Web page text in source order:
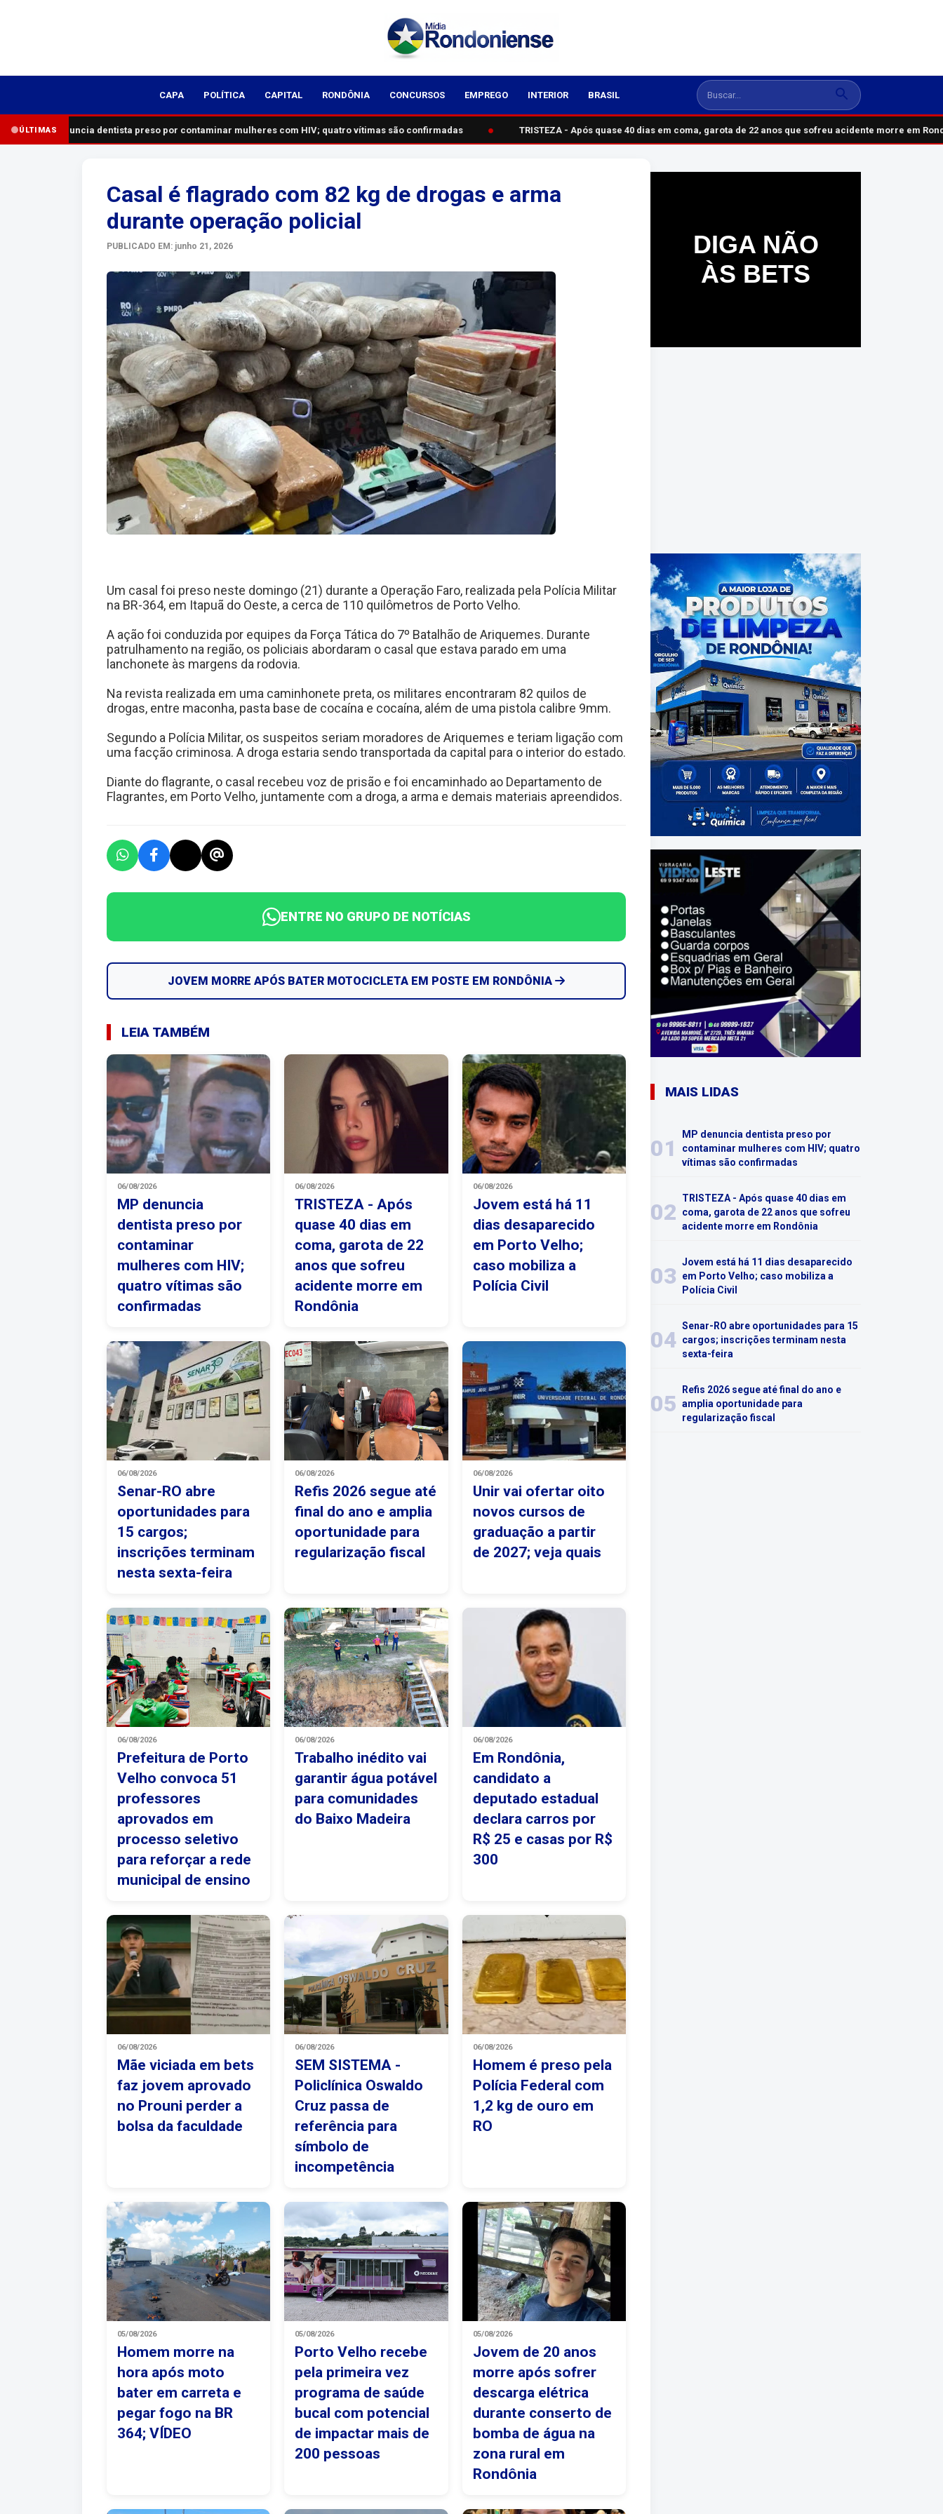
CAPA POLÍTICA CAPITAL RONDÔNIA CONCURSOS EMPREGO INTERIOR BRASIL
ÚLTIMAS
MP denuncia dentista preso por contaminar mulheres com HIV; quatro vítimas são confirmadas ● TRISTEZA - Após quase 40 dias em coma, garota de 22 anos que sofreu acidente morre em
Casal é flagrado com 82 kg de drogas e arma
durante operação policial
PUBLICADO EM: junho 21, 2026
Um casal foi preso neste domingo (21) durante a Operação Faro, realizada pela Polícia Militar
na BR-364, em Itapuã do Oeste, a cerca de 110 quilômetros de Porto Velho.
A ação foi conduzida por equipes da Força Tática do 7º Batalhão de Ariquemes. Durante
patrulhamento na região, os policiais abordaram o casal que estava parado em uma
lanchonete às margens da rodovia.
Na revista realizada em uma caminhonete preta, os militares encontraram 82 quilos de
drogas, entre maconha, pasta base de cocaína e cocaína, além de uma pistola calibre 9mm.
Segundo a Polícia Militar, os suspeitos seriam moradores de Ariquemes e teriam ligação com
uma facção criminosa. A droga estaria sendo transportada da capital para o interior do estado.
Diante do flagrante, o casal recebeu voz de prisão e foi encaminhado ao Departamento de
Flagrantes, em Porto Velho, juntamente com a droga, a arma e demais materiais apreendidos.
ENTRE NO GRUPO DE NOTÍCIAS
JOVEM MORRE APÓS BATER MOTOCICLETA EM POSTE EM RONDÔNIA
LEIA TAMBÉM
06/08/2026
MP denuncia
dentista preso por
contaminar
mulheres com HIV;
quatro vítimas são
confirmadas
06/08/2026
TRISTEZA - Após
quase 40 dias em
coma, garota de 22
anos que sofreu
acidente morre em
Rondônia
06/08/2026
Jovem está há 11
dias desaparecido
em Porto Velho;
caso mobiliza a
Polícia Civil
06/08/2026
Senar-RO abre
oportunidades para
15 cargos;
inscrições terminam
nesta sexta-feira
06/08/2026
Refis 2026 segue até
final do ano e amplia
oportunidade para
regularização fiscal
06/08/2026
Unir vai ofertar oito
novos cursos de
graduação a partir
de 2027; veja quais
06/08/2026
Prefeitura de Porto
Velho convoca 51
professores
aprovados em
processo seletivo
para reforçar a rede
municipal de ensino
06/08/2026
Trabalho inédito vai
garantir água potável
para comunidades
do Baixo Madeira
06/08/2026
Em Rondônia,
candidato a
deputado estadual
declara carros por
R$ 25 e casas por R$
300
06/08/2026
Mãe viciada em bets
faz jovem aprovado
no Prouni perder a
bolsa da faculdade
06/08/2026
SEM SISTEMA -
Policlínica Oswaldo
Cruz passa de
referência para
símbolo de
incompetência
06/08/2026
Homem é preso pela
Polícia Federal com
1,2 kg de ouro em
RO
05/08/2026
Homem morre na
hora após moto
bater em carreta e
pegar fogo na BR
364; VÍDEO
05/08/2026
Porto Velho recebe
pela primeira vez
programa de saúde
bucal com potencial
de impactar mais de
200 pessoas
05/08/2026
Jovem de 20 anos
morre após sofrer
descarga elétrica
durante conserto de
bomba de água na
zona rural em
Rondônia
DIGA NÃO
ÀS BETS
MAIS LIDAS
01
MP denuncia dentista preso por
contaminar mulheres com HIV; quatro
vítimas são confirmadas
02
TRISTEZA - Após quase 40 dias em
coma, garota de 22 anos que sofreu
acidente morre em Rondônia
03
Jovem está há 11 dias desaparecido
em Porto Velho; caso mobiliza a
Polícia Civil
04
Senar-RO abre oportunidades para 15
cargos; inscrições terminam nesta
sexta-feira
05
Refis 2026 segue até final do ano e
amplia oportunidade para
regularização fiscal